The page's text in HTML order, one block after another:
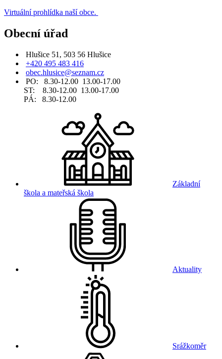
Virtuální prohlídka naší obce.
Obecní úřad
Hlušice 51, 503 56 Hlušice
+420 495 483 416
obec.hlusice@seznam.cz
PO: 8.30-12.00 13.00-17.00
ST: 8.30-12.00 13.00-17.00
PÁ: 8.30-12.00
Základní
škola a mateřská škola
Aktuality
Srážkoměr